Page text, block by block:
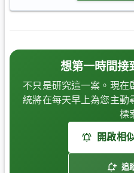
想第一時間接
不只是研究這一案。現在
統將在每天早上為您主動
標
開啟相
追